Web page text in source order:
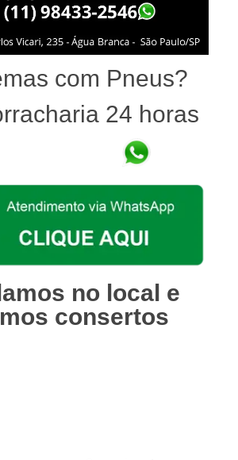
com Pneus?
24 horas
no local e
consertos